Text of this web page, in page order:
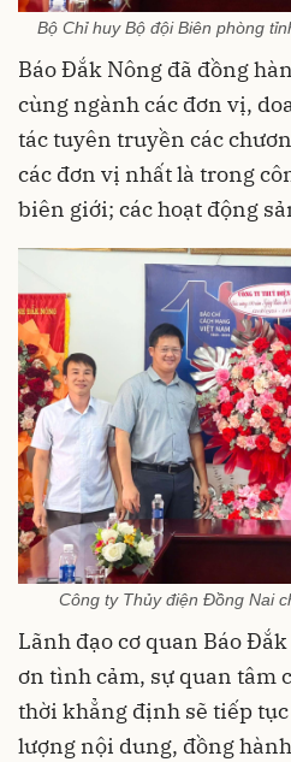
Bộ Chỉ huy Bộ đội Biên phòng
Báo Đắk Nông đã đồng
cùng ngành các đơn vị,
tác tuyên truyền các
các đơn vị nhất là trong
biên giới; các hoạt động
Công ty Thủy điện Đồng Nai
Lãnh đạo cơ quan Báo
ơn tình cảm, sự quan tâm
thời khẳng định sẽ tiếp
lượng nội dung, đồng